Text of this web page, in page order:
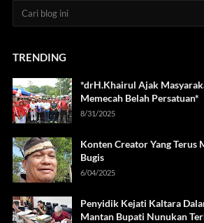
TRENDING
*drH.Khairul Ajak
Memecah Belah Persatuan*
8/31/2025
Konten Creator Yang Terus
Bugis
6/04/2025
Penyidik Kejati Kaltara
Mantan Bupati Nunukan